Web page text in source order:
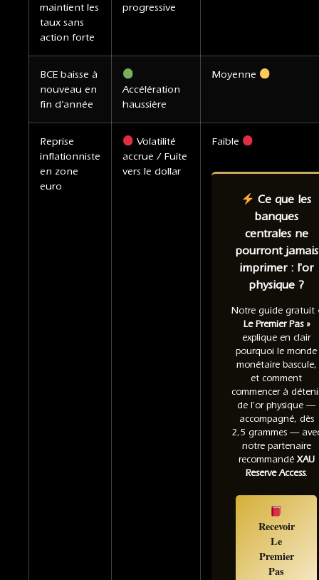
maintient les
taux sans
action forte
progressive
BCE baisse à
nouveau en
fin d’année
Accélération
haussière
Moyenne
Reprise
inflationniste
en zone
euro
Volatilité
accrue / Fuite
vers le dollar
Faible
Ce que les
banques
centrales ne
pourront jamais
imprimer : l'or
physique ?
Notre guide gratuit
Le Premier Pas »
explique en clair
pourquoi le monde
monétaire bascule,
et comment
commencer à
de l'or physique —
accompagné, dès
2,5 grammes —
notre partenaire
recommandéXAU
Reserve Access.
Recevoir
Le
Premier
Pas